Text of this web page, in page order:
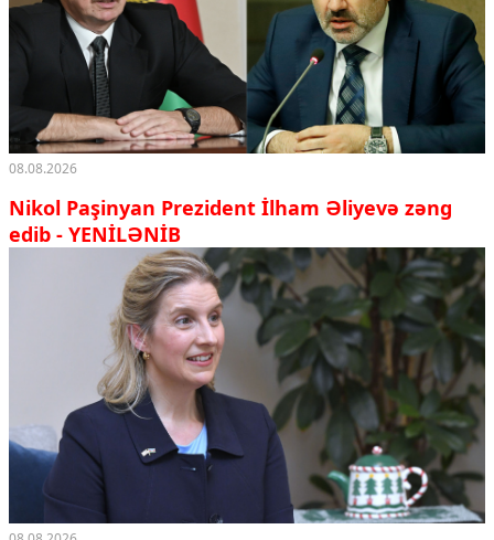
08.08.2026
Nikol Paşinyan Prezident İlham Əliyevə zəng
edib - YENİLƏNİB